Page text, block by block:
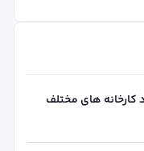
کارخانه های مختلف
تلورانس و عوامل